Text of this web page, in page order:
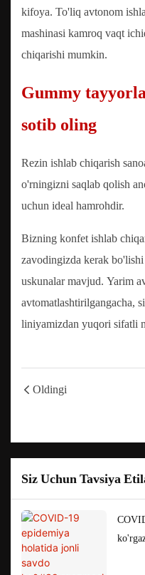
kifoya. To'liq avtonom
mashinasi kamroq vaqt
chiqarishi mumkin.
Gummy
sotib oling
Rezin ishlab chiqarish
o'rningizni saqlab qolish
uchun ideal hamrohdir.
Bizning konfet ishlab
zavodingizda kerak
uskunalar mavjud. Yarim
avtomatlashtirilgangacha,
liniyamizdan yuqori sifatli
Oldingi
Siz Uchun Tavsiya